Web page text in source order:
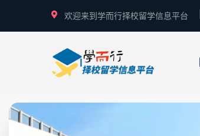
欢迎来到学而行择校留学信息平台